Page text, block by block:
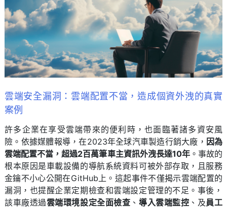
雲端安全漏洞：雲端配置不當，造成個資外洩的真實
案例
許多企業在享受雲端帶來的便利時，也面臨著諸多資安風
險。依據媒體報導，在2023年全球汽車製造行銷大廠， 因為
雲端配置不當，超過2百萬筆車主資訊外洩長達10年。事故的
根本原因是車載設備的導航系統資料可被外部存取，且服務
金鑰不小心公開在GitHub上。這起事件不僅揭示雲端配置的
漏洞，也提醒企業定期檢查和雲端設定管理的不足。事後，
該車廠透過雲端環境設定全面檢查 、 導入雲端監控 、及員工